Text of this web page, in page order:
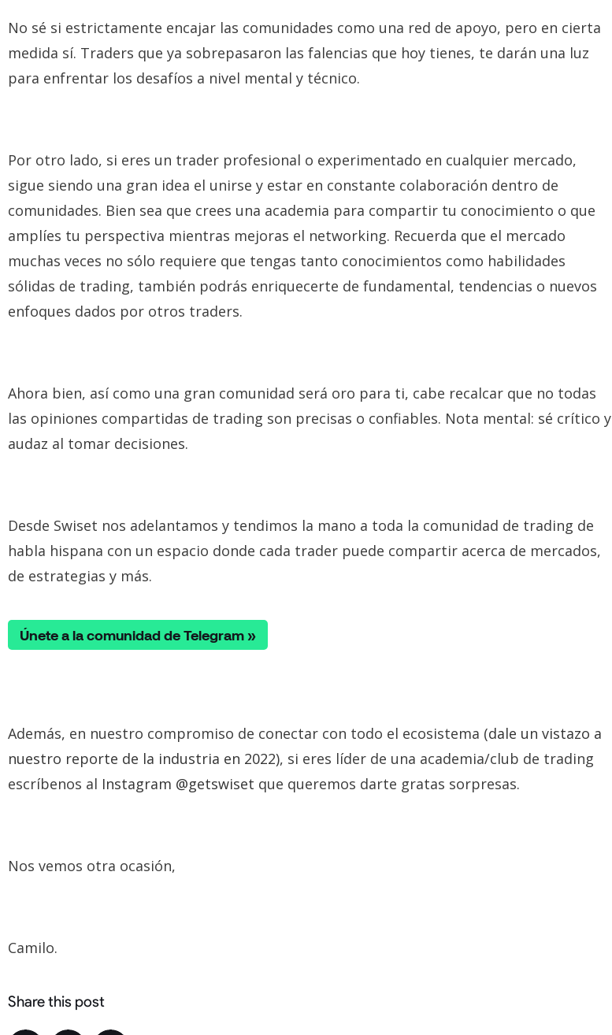
No sé si estrictamente encajar las comunidades como una red de apoyo, pero en cierta
medida sí. Traders que ya sobrepasaron las falencias que hoy tienes, te darán una luz
para enfrentar los desafíos a nivel mental y técnico.
Por otro lado, si eres un trader profesional o experimentado en cualquier mercado,
sigue siendo una gran idea el unirse y estar en constante colaboración dentro de
comunidades. Bien sea que crees una academia para compartir tu conocimiento o que
amplíes tu perspectiva mientras mejoras el networking. Recuerda que el mercado
muchas veces no sólo requiere que tengas tanto conocimientos como habilidades
sólidas de trading, también podrás enriquecerte de fundamental, tendencias o nuevos
enfoques dados por otros traders.
Ahora bien, así como una gran comunidad será oro para ti, cabe recalcar que no todas
las opiniones compartidas de trading son precisas o confiables. Nota mental: sé crítico y
audaz al tomar decisiones.
Desde Swiset nos adelantamos y tendimos la mano a toda la comunidad de trading de
habla hispana con un espacio donde cada trader puede compartir acerca de mercados,
de estrategias y más.
Únete a la comunidad de Telegram »
Además, en nuestro compromiso de conectar con todo el ecosistema (dale un vistazo a
nuestro reporte de la industria en 2022), si eres líder de una academia/club de trading
escríbenos al Instagram @getswiset que queremos darte gratas sorpresas.
Nos vemos otra ocasión,
Camilo.
Share this post